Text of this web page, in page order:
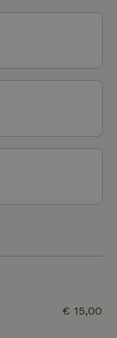
€ 15,00